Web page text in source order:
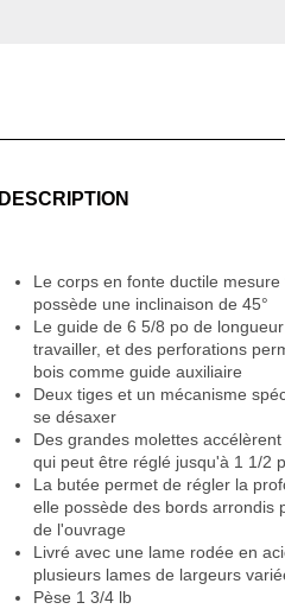
DESCRIPTION
Le corps en fonte ductile
possède une inclinaison de 45°
Le guide de 6 5/8 po de
travailler, et des perforations
bois comme guide auxiliaire
Deux tiges et un mécanisme
se désaxer
Des grandes molettes
qui peut être réglé jusqu'à 1 1/2
La butée permet de régler la
elle possède des bords arrondis
de l'ouvrage
Livré avec une lame rodée en
plusieurs lames de largeurs
Pèse 1 3/4 lb